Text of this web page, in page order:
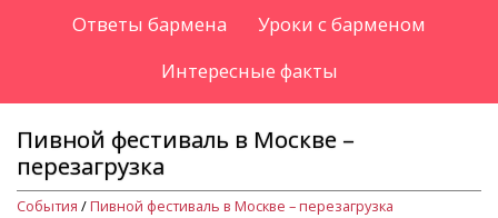
Ответы бармена
Уроки с барменом
Интересные факты
Пивной фестиваль в Москве –
перезагрузка
События /Пивной фестиваль в Москве – перезагрузка